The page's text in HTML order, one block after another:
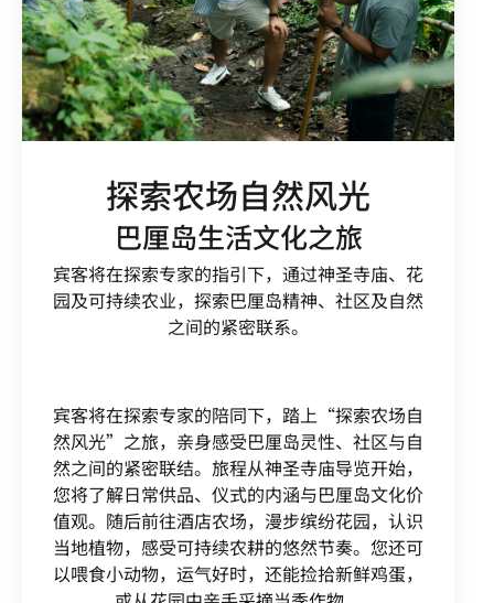
探索农场自然风光
巴厘岛生活文化之旅
宾客将在探索专家的指引下，通过神圣寺庙、花
园及可持续农业，探索巴厘岛精神、社区及自然
之间的紧密联系。
宾客将在探索专家的陪同下，踏上“探索农场自
然风光”之旅，亲身感受巴厘岛灵性、社区与自
然之间的紧密联结。旅程从神圣寺庙导览开始，
您将了解日常供品、仪式的内涵与巴厘岛文化价
值观。随后前往酒店农场，漫步缤纷花园，认识
当地植物，感受可持续农耕的悠然节奏。您还可
以喂食小动物，运气好时，还能捡拾新鲜鸡蛋，